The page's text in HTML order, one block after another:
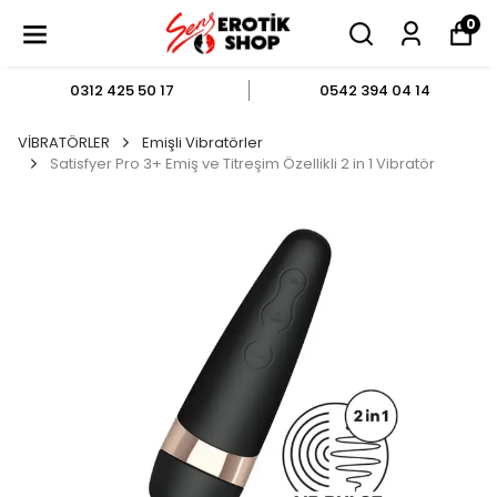
0
0312 425 50 17 0542 394 04 14
VİBRATÖRLER
Emişli Vibratörler
Satisfyer Pro 3+ Emiş ve Titreşim Özellikli 2 in 1 Vibratör